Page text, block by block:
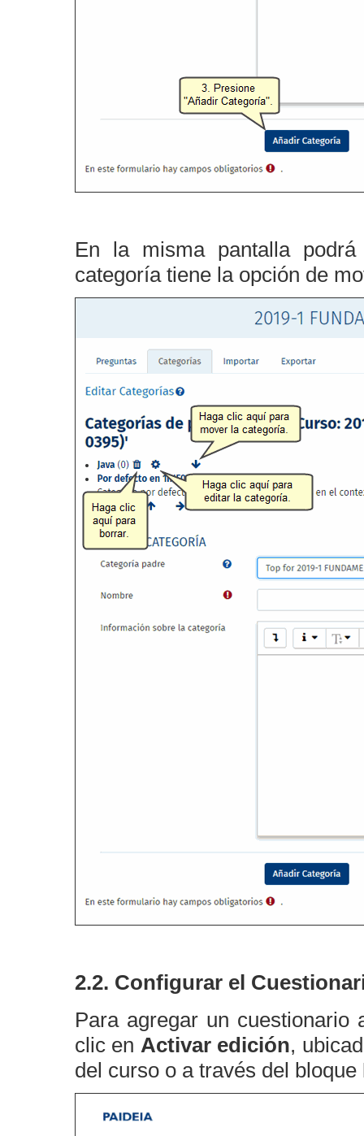
En la misma pantalla
categoría tiene la opción de
2.2. Configurar el
Para agregar un
clic en Activar edición,
del curso o a través del bloque